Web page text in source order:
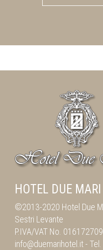
HOTEL DUE MARI
©2013-2020 Hotel Due
Sestri Levante
P.IVA/VAT No.
info@duemarihotel.it- Tel.